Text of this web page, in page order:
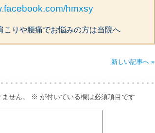
hmxsy
りや腰痛でお悩みの方は当院へ
新しい記事へ »
せん。 ※ が付いている欄は必須項目です